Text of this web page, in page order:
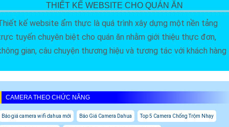
THIẾT KẾ WEBSITE CHO QUÁN ĂN
kế website ẩm thực là quá trình xây dựng một nền tảng
tuyến chuyên biệt cho quán ăn nhằm giới thiệu thực đơn,
gian, câu chuyện thương hiệu và tương tác với khách hàng
CAMERA THEO CHỨC NĂNG
Báo giá camera wifi dahua mới Báo Giá Camera Dahua Top 5 Camera Chống Trộm Nhạy